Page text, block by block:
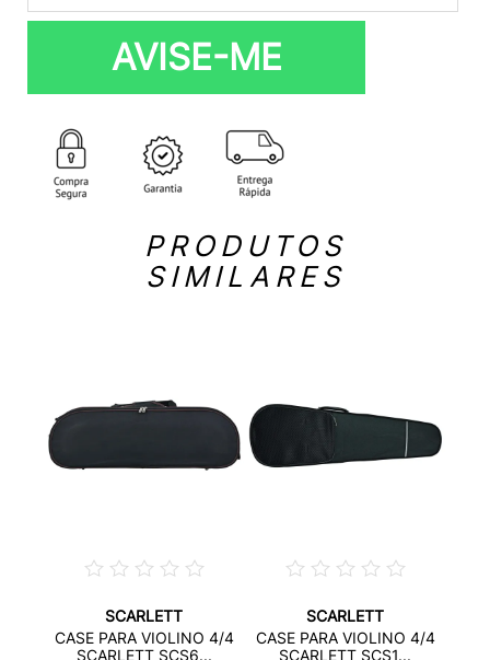
AVISE-ME
PRODUTOS
SIMILARES
SCARLETT
CASE PARA VIOLINO 4/4
SCARLETT SCS6...
SCARLETT
CASE PARA VIOLINO 4/4
SCARLETT SCS1...